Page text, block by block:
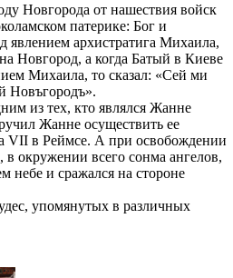
Новгорода от нашествия войск
патерике: Бог и
явлением архистратига Михаила,
Новгород, а когда Батый в Киеве
Михаила, то сказал: «Сей ми
Новъгородъ».
из тех, кто являлся Жанне
Жанне осуществить ее
VII в Реймсе. А при освобождении
окружении всего сонма ангелов,
небе и сражался на стороне
упомянутых в различных